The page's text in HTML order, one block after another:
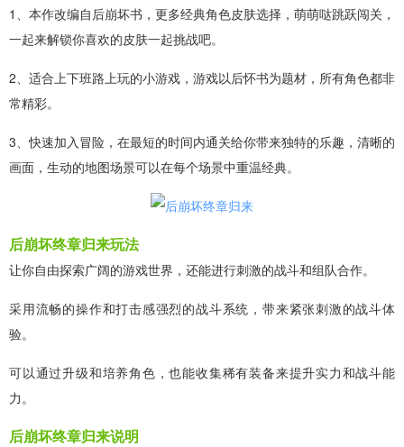
1、本作改编自后崩坏书，更多经典角色皮肤选择，萌萌哒跳跃闯关，
一起来解锁你喜欢的皮肤一起挑战吧。
2、适合上下班路上玩的小游戏，游戏以后怀书为题材，所有角色都非
常精彩。
3、快速加入冒险，在最短的时间内通关给你带来独特的乐趣，清晰的
画面，生动的地图场景可以在每个场景中重温经典。
后崩坏终章归来玩法
让你自由探索广阔的游戏世界，还能进行刺激的战斗和组队合作。
采用流畅的操作和打击感强烈的战斗系统，带来紧张刺激的战斗体
验。
可以通过升级和培养角色，也能收集稀有装备来提升实力和战斗能
力。
后崩坏终章归来说明